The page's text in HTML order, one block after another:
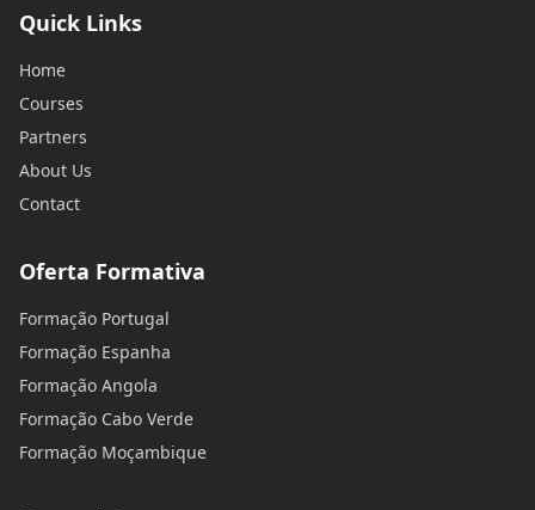
Quick Links
Home
Courses
Partners
About Us
Contact
Oferta Formativa
Formação Portugal
Formação Espanha
Formação Angola
Formação Cabo Verde
Formação Moçambique